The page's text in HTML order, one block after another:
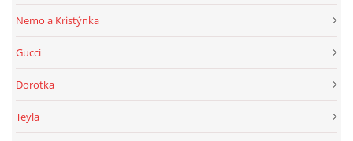
Nemo a Kristýnka
Gucci
Dorotka
Teyla